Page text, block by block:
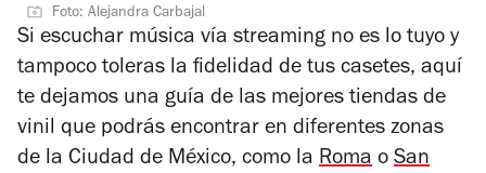
Foto: Alejandra Carbajal
Si escuchar música vía streaming no es lo tuyo y
tampoco toleras la fidelidad de tus casetes, aquí
te dejamos una guía de las mejores tiendas de
vinil que podrás encontrar en diferentes zonas
de la Ciudad de México, como la Roma o San